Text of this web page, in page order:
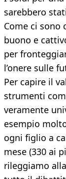
sarebbero
Come ci sono
buono e
per
l’onere sulle
Per capire il
strumenti
veramente
esempio
ogni figlio a
mese (330 ai
rileggiamo